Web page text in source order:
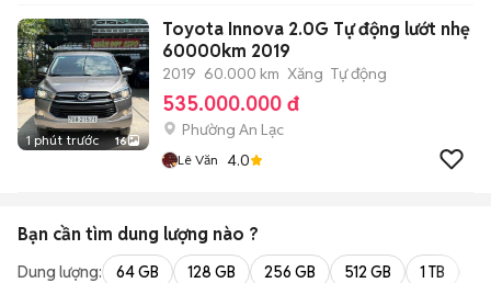
1 phút trước 16
Toyota Innova 2.0G Tự động lướt nhẹ
60000km 2019
2019 60.000 km Xăng Tự động
535.000.000 đ
Phường An Lạc
Lê Văn 4.0
Bạn cần tìm dung lượng nào ?
Dung lượng: 64 GB 128 GB 256 GB 512 GB 1 TB